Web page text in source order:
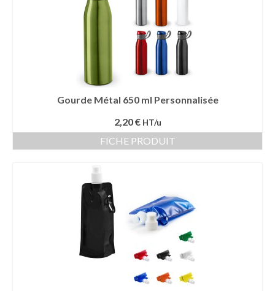
Gourde Métal 650 ml Personnalisée
2,20 € HT/u
FICHE PRODUIT